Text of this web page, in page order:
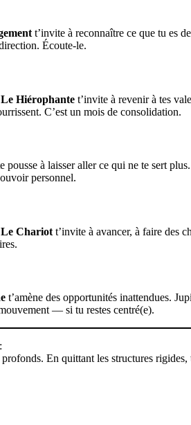
t’invite à reconnaître ce que tu es
Écoute-le.
Le Hiérophante t’invite à revenir à tes
C’est un mois de consolidation.
pousse à laisser aller ce qui ne te sert
personnel.
Le Chariot t’invite à avancer, à faire des
t’amène des opportunités inattendues.
— si tu restes centré(e).
:
profonds. En quittant les structures